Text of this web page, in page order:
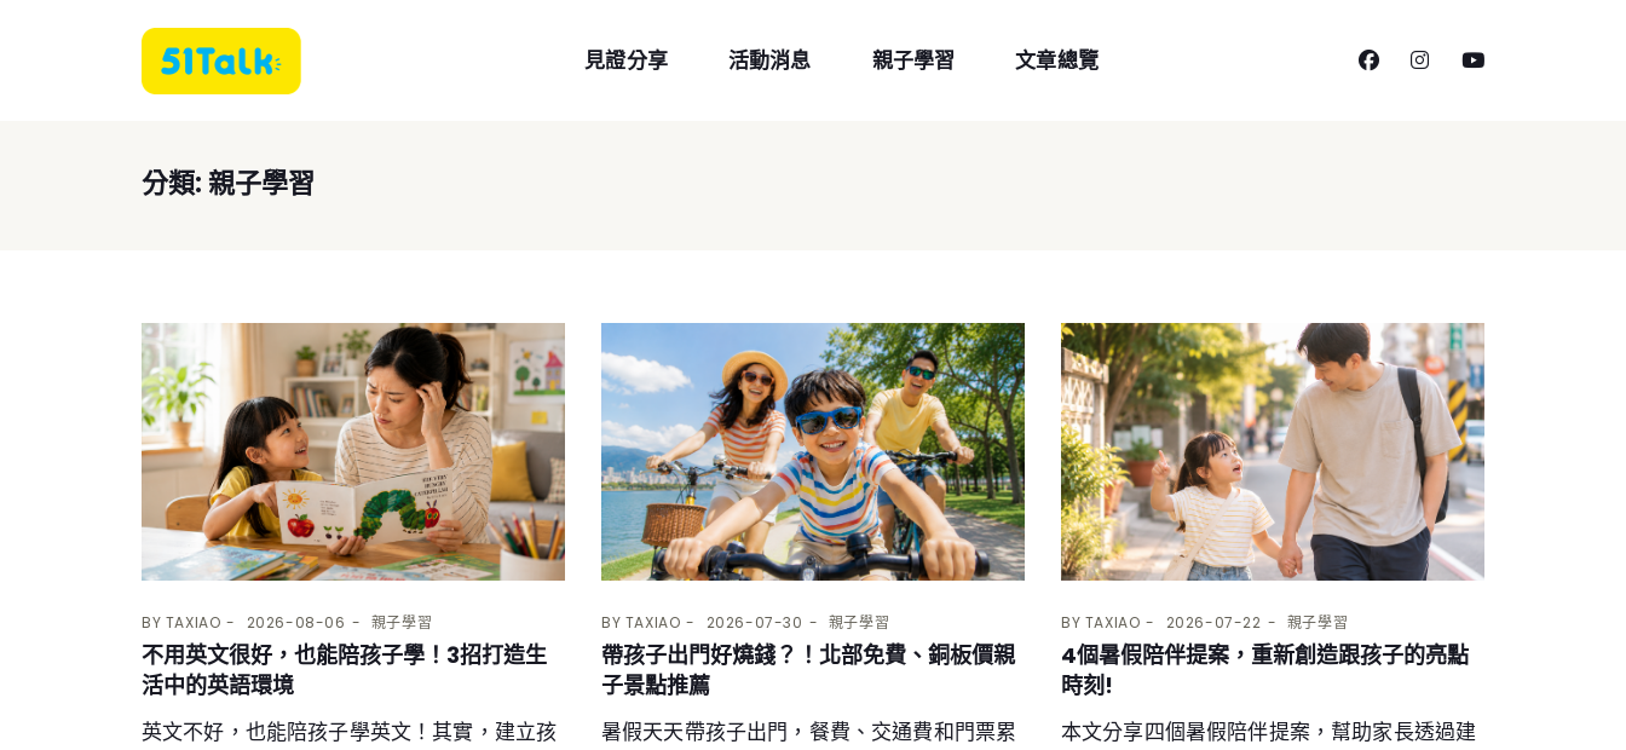
見證分享 活動消息 親子學習 文章總覽 facebookinstagram
youtube
分類:親子學習
BY TAXIAO 2026-08-06 親子學習
不用英文很好，也能陪孩子學！3招打造生
活中的英語環境
英文不好，也能陪孩子學英文！其實，建立孩
BY TAXIAO 2026-07-30 親子學習
帶孩子出門好燒錢？！北部免費、銅板價親
子景點推薦
暑假天天帶孩子出門，餐費、交通費和門票累
BY TAXIAO 2026-07-22 親子學習
4個暑假陪伴提案，重新創造跟孩子的亮點
時刻!
本文分享四個暑假陪伴提案，幫助家長透過建